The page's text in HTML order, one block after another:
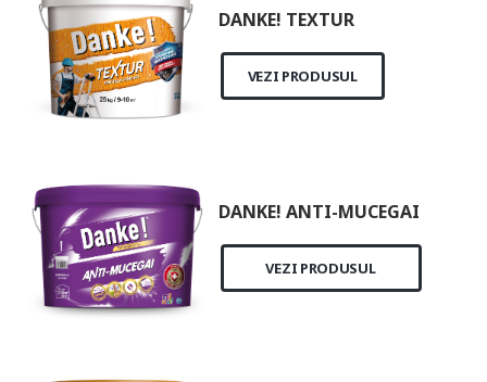
DANKE! TEXTUR
VEZI PRODUSUL
DANKE! ANTI-MUCEGAI
VEZI PRODUSUL